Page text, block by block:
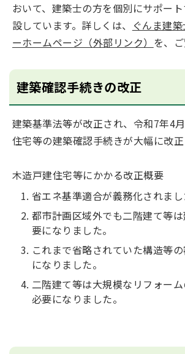
おいて、建築士の方を個別にサポー
設しています。詳しくは、 ぐんま建
ーホームページ（外部リンク） を、
建築確認手続きの改正
建築基準法等が改正され、令和7年4
住宅等の建築確認手続きが大幅に改正
木造戸建住宅等にかかる改正概要
省エネ基準適合が義務化されまし
都市計画区域外でも二階建て等
要になりました。
これまで省略されていた構造等
になりました。
二階建て等は大規模なリフォー
必要になりました。